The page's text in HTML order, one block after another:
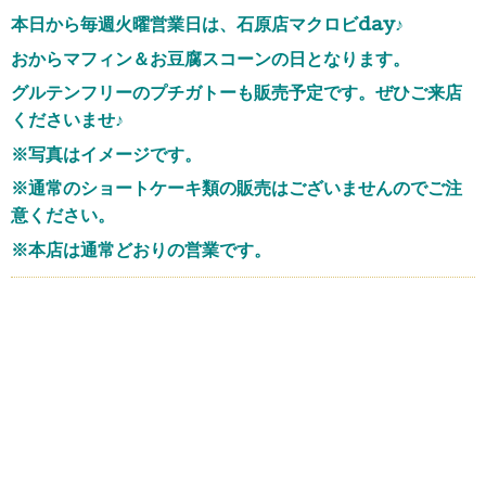
本日から毎週火曜営業日は、石原店マクロビday♪
おからマフィン＆お豆腐スコーンの日となります。
グルテンフリーのプチガトーも販売予定です。ぜひご来店
くださいませ♪
※写真はイメージです。
※通常のショートケーキ類の販売はございませんのでご注
意ください。
※本店は通常どおりの営業です。